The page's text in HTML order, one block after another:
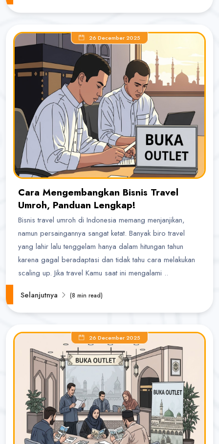
26 December 2025
Cara Mengembangkan Bisnis Travel
Umroh, Panduan Lengkap!
Bisnis travel umroh di Indonesia memang menjanjikan,
namun persaingannya sangat ketat. Banyak biro travel
yang lahir lalu tenggelam hanya dalam hitungan tahun
karena gagal beradaptasi dan tidak tahu cara melakukan
scaling up. Jika travel Kamu saat ini mengalami ..
Selanjutnya (8 min read)
26 December 2025